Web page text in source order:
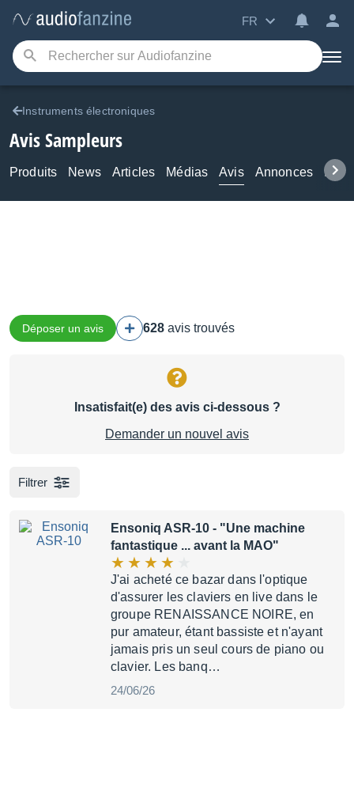
FR
Instruments électroniques
Avis Sampleurs
Produits News Articles Médias Avis Annonces
Déposer un avis 628 avis trouvés
Insatisfait(e) des avis ci-dessous ?
Demander un nouvel avis
Filtrer
Ensoniq ASR-10 - "Une machine
fantastique ... avant la MAO"
J'ai acheté ce bazar dans l'optique
d'assurer les claviers en live dans le
groupe RENAISSANCE NOIRE, en
pur amateur, étant bassiste et n'ayant
jamais pris un seul cours de piano ou
clavier. Les banq…
24/06/26